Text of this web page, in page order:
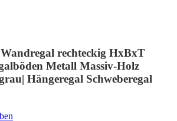
rechteckig HxBxT
Metall Massiv-Holz
Hängeregal Schweberegal